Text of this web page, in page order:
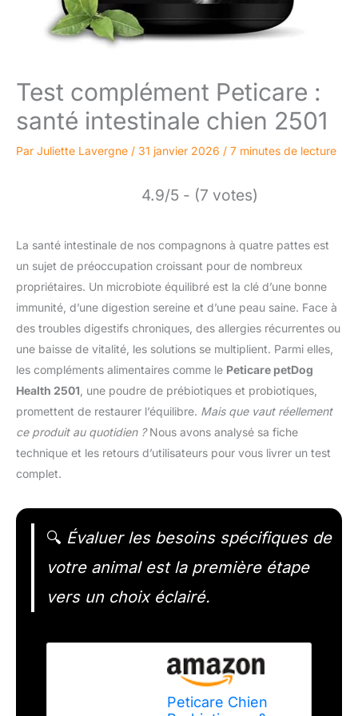
Test complément Peticare :
santé intestinale chien 2501
Par Juliette Lavergne / 31 janvier 2026 / 7 minutes de lecture
4.9/5 - (7 votes)
La santé intestinale de nos compagnons à quatre pattes est
un sujet de préoccupation croissant pour de nombreux
propriétaires. Un microbiote équilibré est la clé d’une bonne
immunité, d’une digestion sereine et d’une peau saine. Face à
des troubles digestifs chroniques, des allergies récurrentes ou
une baisse de vitalité, les solutions se multiplient. Parmi elles,
les compléments alimentaires comme le Peticare petDog
Health 2501 , une poudre de prébiotiques et probiotiques,
promettent de restaurer l’équilibre. Mais que vaut réellement
ce produit au quotidien ?Nous avons analysé sa fiche
technique et les retours d’utilisateurs pour vous livrer un test
complet.
🔍 Évaluer les besoins spécifiques de
votre animal est la première étape
vers un choix éclairé.
Peticare Chien